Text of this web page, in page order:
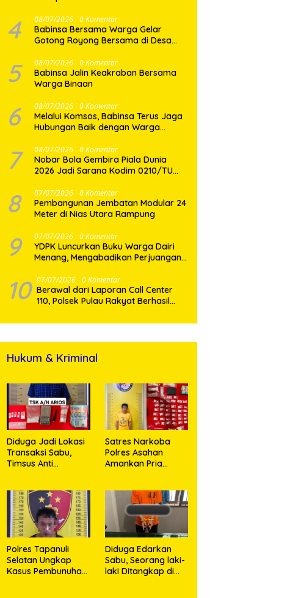
4 08/07/2026 0 Komentar
Babinsa Bersama Warga Gelar
Gotong Royong Bersama di Desa
5 08/07/2026 0 Komentar
Babinsa Jalin Keakraban Bersama
Warga Binaan
6 08/07/2026 0 Komentar
Melalui Komsos, Babinsa Terus Jaga
Hubungan Baik dengan Warga
7 08/07/2026 0 Komentar
Nobar Bola Gembira Piala Dunia
2026 Jadi Sarana Kodim 0210/TU
Kebersamaan dengan Warga
8 07/07/2026 0 Komentar
Pembangunan Jembatan Modular 24
Meter di Nias Utara Rampung
9 07/07/2026 0 Komentar
YDPK Luncurkan Buku Warga Dairi
Menang, Mengabadikan Perjuangan
Jalur Hukum
10 07/07/2026 0 Komentar
Berawal dari Laporan Call Center
110, Polsek Pulau Rakyat Berhasil
Penyalahgunaan Narkotika
Hukum & Kriminal
Diduga Jadi Lokasi
Transaksi Sabu,
Timsus Anti
Seorang Pria
dengan Barang
Bukti 63,67 Gram
Sabu
Satres Narkoba
Polres Asahan
Amankan Pria
Bukti
Polres Tapanuli
Selatan Ungkap
Kasus Pembunuhan
Diduga Edarkan
Sabu, Seorang laki-
laki Ditangkap di